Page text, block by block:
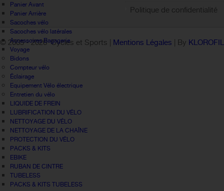
Panier Avant
Panier Arrière
Sacoches vélo
Sacoches vélo latérales
Accessoires Bagagerie
Voyage
Bidons
Compteur vélo
Éclairage
Equipement Vélo électrique
Entretien du vélo
LIQUIDE DE FREIN
LUBRIFICATION DU VÉLO
NETTOYAGE DU VÉLO
NETTOYAGE DE LA CHAÎNE
PROTECTION DU VÉLO
PACKS & KITS
EBIKE
RUBAN DE CINTRE
TUBELESS
PACKS & KITS TUBELESS
Politique de confidentialité
© 2005 -2026 Cycles et Sports | Mentions Légales | By